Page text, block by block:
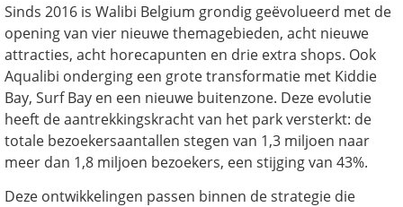
Sinds 2016 is Walibi Belgium grondig geëvolueerd met de
opening van vier nieuwe themagebieden, acht nieuwe
attracties, acht horecapunten en drie extra shops. Ook
Aqualibi onderging een grote transformatie met Kiddie
Bay, Surf Bay en een nieuwe buitenzone. Deze evolutie
heeft de aantrekkingskracht van het park versterkt: de
totale bezoekersaantallen stegen van 1,3 miljoen naar
meer dan 1,8 miljoen bezoekers, een stijging van 43%.
Deze ontwikkelingen passen binnen de strategie die